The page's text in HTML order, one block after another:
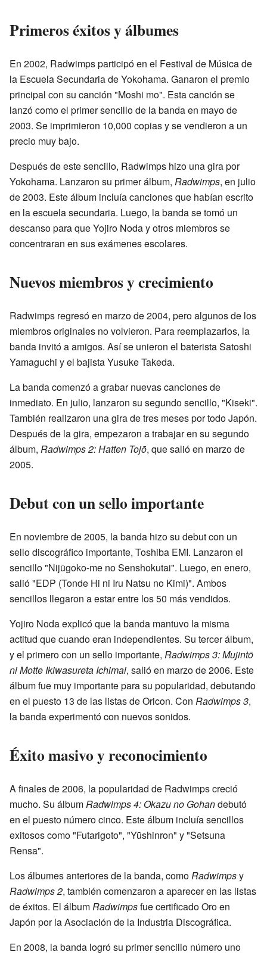
Primeros éxitos y álbumes
En 2002, Radwimps participó en el Festival de Música de
la Escuela Secundaria de Yokohama. Ganaron el premio
principal con su canción "Moshi mo". Esta canción se
lanzó como el primer sencillo de la banda en mayo de
2003. Se imprimieron 10,000 copias y se vendieron a un
precio muy bajo.
Después de este sencillo, Radwimps hizo una gira por
Yokohama. Lanzaron su primer álbum, Radwimps, en julio
de 2003. Este álbum incluía canciones que habían escrito
en la escuela secundaria. Luego, la banda se tomó un
descanso para que Yojiro Noda y otros miembros se
concentraran en sus exámenes escolares.
Nuevos miembros y crecimiento
Radwimps regresó en marzo de 2004, pero algunos de los
miembros originales no volvieron. Para reemplazarlos, la
banda invitó a amigos. Así se unieron el baterista Satoshi
Yamaguchi y el bajista Yusuke Takeda.
La banda comenzó a grabar nuevas canciones de
inmediato. En julio, lanzaron su segundo sencillo, "Kiseki".
También realizaron una gira de tres meses por todo Japón.
Después de la gira, empezaron a trabajar en su segundo
álbum, Radwimps 2: Hatten Tojō, que salió en marzo de
2005.
Debut con un sello importante
En noviembre de 2005, la banda hizo su debut con un
sello discográfico importante, Toshiba EMI. Lanzaron el
sencillo "Nijūgoko-me no Senshokutai". Luego, en enero,
salió "EDP (Tonde Hi ni Iru Natsu no Kimi)". Ambos
sencillos llegaron a estar entre los 50 más vendidos.
Yojiro Noda explicó que la banda mantuvo la misma
actitud que cuando eran independientes. Su tercer álbum,
y el primero con un sello importante, Radwimps 3: Mujintō
ni Motte Ikiwasureta Ichimai, salió en marzo de 2006. Este
álbum fue muy importante para su popularidad, debutando
en el puesto 13 de las listas de Oricon. Con Radwimps 3,
la banda experimentó con nuevos sonidos.
Éxito masivo y reconocimiento
A finales de 2006, la popularidad de Radwimps creció
mucho. Su álbumRadwimps 4: Okazu no Gohandebutó
en el puesto número cinco. Este álbum incluía sencillos
exitosos como "Futarigoto", "Yūshinron" y "Setsuna
Rensa".
Los álbumes anteriores de la banda, comoRadwimpsy
Radwimps 2, también comenzaron a aparecer en las listas
de éxitos. El álbumRadwimpsfue certificado Oro en
Japón por la Asociación de la Industria Discográfica.
En 2008, la banda logró su primer sencillo número uno